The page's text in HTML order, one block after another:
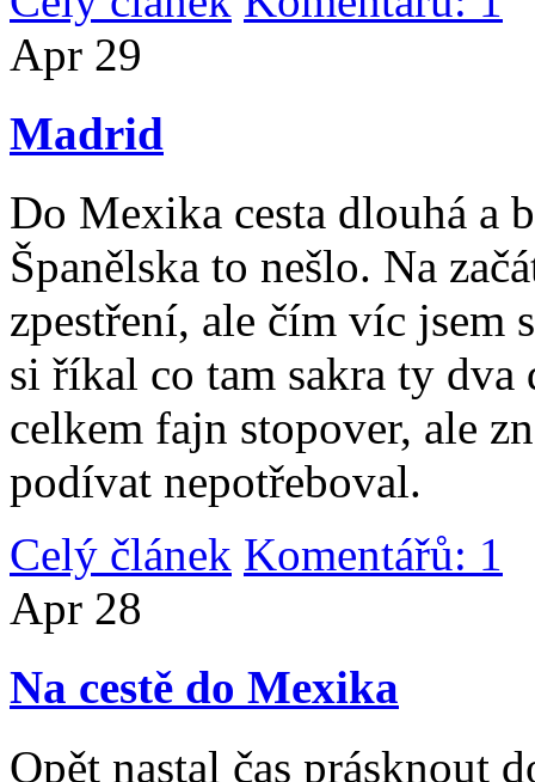
Apr 29
Madrid
Do Mexika cesta dlouhá a
Španělska to nešlo. Na
zpestření, ale čím víc jsem
si říkal co tam sakra ty
celkem fajn stopover, ale
podívat nepotřeboval.
Celý článek Komentářů: 1
Apr 28
Na cestě do Mexika
Opět nastal čas prásknout